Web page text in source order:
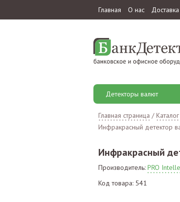
Главная О нас Доставка
Детекторы валют
Главная страница /Каталог
Инфракрасный детектор
Инфракрасный
Производитель: PRO
Код товара: 541